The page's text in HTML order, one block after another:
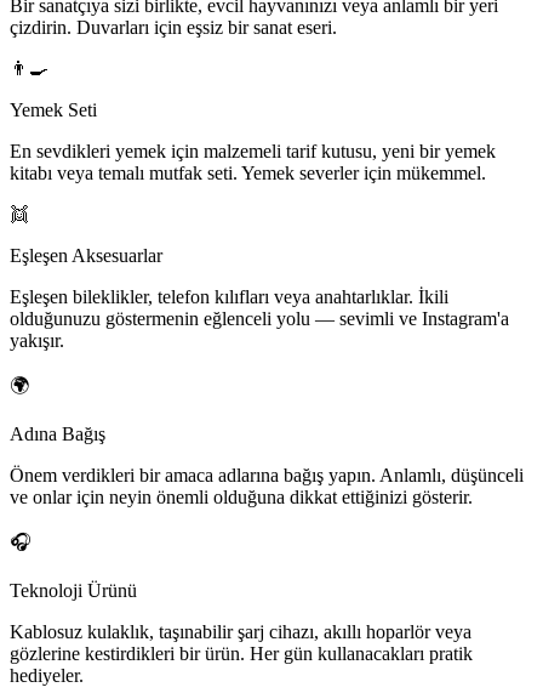
Bir sanatçıya sizi birlikte, evcil hayvanınızı veya anlamlı bir yeri
çizdirin. Duvarları için eşsiz bir sanat eseri.
👨‍🍳
Yemek Seti
En sevdikleri yemek için malzemeli tarif kutusu, yeni bir yemek
kitabı veya temalı mutfak seti. Yemek severler için mükemmel.
👯
Eşleşen Aksesuarlar
Eşleşen bileklikler, telefon kılıfları veya anahtarlıklar. İkili
olduğunuzu göstermenin eğlenceli yolu — sevimli ve Instagram'a
yakışır.
🌍
Adına Bağış
Önem verdikleri bir amaca adlarına bağış yapın. Anlamlı, düşünceli
ve onlar için neyin önemli olduğuna dikkat ettiğinizi gösterir.
🎧
Teknoloji Ürünü
Kablosuz kulaklık, taşınabilir şarj cihazı, akıllı hoparlör veya
gözlerine kestirdikleri bir ürün. Her gün kullanacakları pratik
hediyeler.